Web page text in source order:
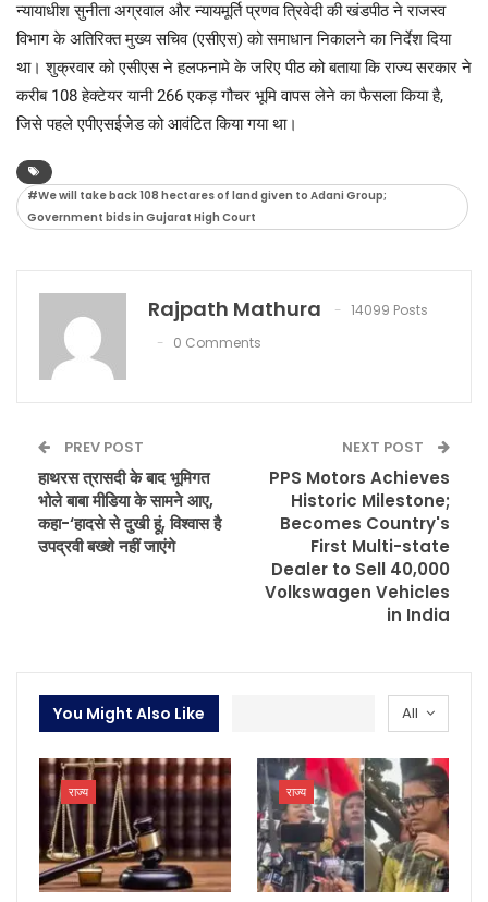
न्यायाधीश सुनीता अग्रवाल और न्यायमूर्ति प्रणव त्रिवेदी की खंडपीठ ने राजस्व
विभाग के अतिरिक्त मुख्य सचिव (एसीएस) को समाधान निकालने का निर्देश दिया
था। शुक्रवार को एसीएस ने हलफनामे के जरिए पीठ को बताया कि राज्य सरकार ने
करीब 108 हेक्टेयर यानी 266 एकड़ गौचर भूमि वापस लेने का फैसला किया है,
जिसे पहले एपीएसईजेड को आवंटित किया गया था।
#We will take back 108 hectares of land given to Adani Group;
Government bids in Gujarat High Court
Rajpath Mathura
14099 Posts
0 Comments
PREV POST
हाथरस त्रासदी के बाद भूमिगत
भोले बाबा मीडिया के सामने आए,
कहा-‘हादसे से दुखी हूं, विश्वास है
उपद्रवी बख्शे नहीं जाएंगे
NEXT POST
PPS Motors Achieves
Historic Milestone;
Becomes Country's
First Multi-state
Dealer to Sell 40,000
Volkswagen Vehicles
in India
All
You Might Also Like
राज्य राज्य